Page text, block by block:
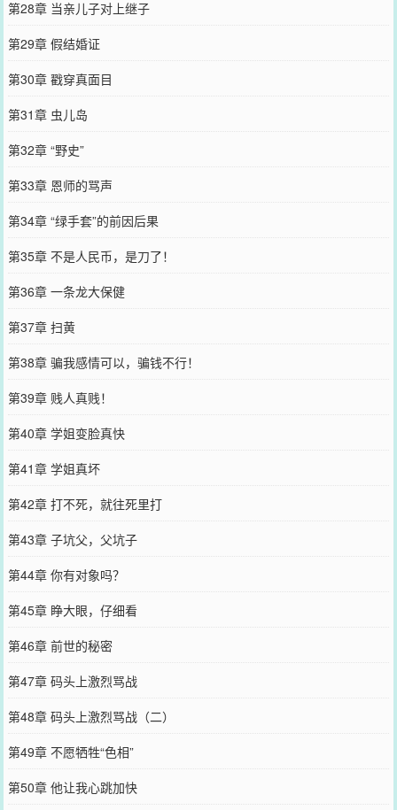
第28章 当亲儿子对上继子
第29章 假结婚证
第30章 戳穿真面目
第31章 虫儿岛
第32章 “野史”
第33章 恩师的骂声
第34章 “绿手套”的前因后果
第35章 不是人民币，是刀了！
第36章 一条龙大保健
第37章 扫黄
第38章 骗我感情可以，骗钱不行！
第39章 贱人真贱！
第40章 学姐变脸真快
第41章 学姐真坏
第42章 打不死，就往死里打
第43章 子坑父，父坑子
第44章 你有对象吗？
第45章 睁大眼，仔细看
第46章 前世的秘密
第47章 码头上激烈骂战
第48章 码头上激烈骂战（二）
第49章 不愿牺牲“色相”
第50章 他让我心跳加快